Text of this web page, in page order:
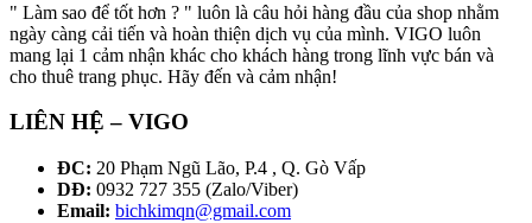
" Làm sao để tốt hơn ? " luôn là câu hỏi hàng đầu của shop nhằm
ngày càng cải tiến và hoàn thiện dịch vụ của mình. VIGO luôn
mang lại 1 cảm nhận khác cho khách hàng trong lĩnh vực bán và
cho thuê trang phục. Hãy đến và cảm nhận!
LIÊN HỆ – VIGO
ĐC: 20 Phạm Ngũ Lão, P.4 , Q. Gò Vấp
DĐ: 0932 727 355 (Zalo/Viber)
Email: bichkimqn@gmail.com